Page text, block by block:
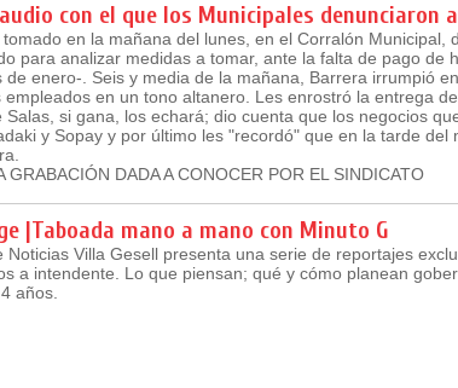
con el que los Municipales denunciaron
en la mañana del lunes, en el Corralón Municipal,
para analizar medidas a tomar, ante la falta de pago de
de enero-. Seis y media de la mañana, Barrera irrumpió
empleados en un tono altanero. Les enrostró la entrega
Salas, si gana, los echará; dio cuenta que los negocios
y Sopay y por último les "recordó" que en la tarde del
GRABACIÓN DADA A CONOCER POR EL SINDICATO
|Taboada mano a mano con Minuto G
Noticias Villa Gesell presenta una serie de reportajes
a intendente. Lo que piensan; qué y cómo planean
años.